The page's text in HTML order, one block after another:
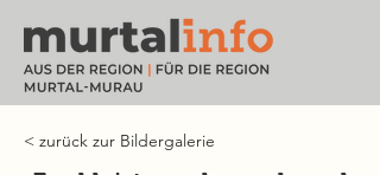
< zurück zur Bildergalerie